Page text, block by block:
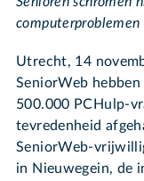
computerproblemen
Utrecht, 14
SeniorWeb
500.000 PCHulp-
tevredenheid
SeniorWeb-
in Nieuwegein, de